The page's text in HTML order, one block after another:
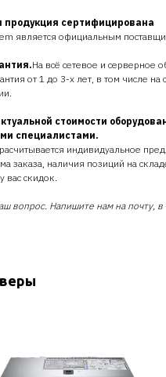
продукция сертифицирована
является официальным
На всё сетевое и серверное
от 1 до 3-х лет, в том числе на
стоимости
специалистами.
индивидуальное
заказа, наличия позиций на
вас скидок.
вопрос. Напишите нам на почту, в